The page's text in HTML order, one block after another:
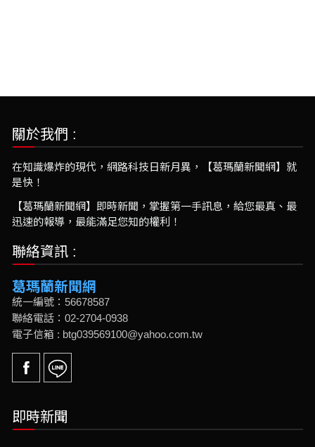
關於我們 :
在知識爆炸的現代，網路科技日新月異，【葛瑪蘭新聞網】就
是快！
【葛瑪蘭新聞網】即時新聞，掌握第一手訊息，給您最真、最
迅速的報導，最能滿足您知的權利！
聯絡資訊 :
葛瑪蘭新聞網
統一編號：56678587
聯絡電話：02-2704-0938
電子信箱 : btg039569100@yahoo.com.tw
即時新聞